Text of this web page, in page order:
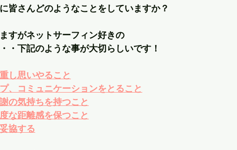
皆さんどのようなことをしていますか？
すがネットサーフィン好きの
・下記のような事が大切らしいです！
し思いやること
、コミュニケーションをとること
の気持ちを持つこと
な距離感を保つこと
協する